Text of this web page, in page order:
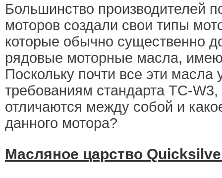
Большинство производителей
моторов создали свои типы
которые обычно существенно
рядовые моторные масла,
Поскольку почти все эти масла
требованиям стандарта TC-
отличаются между собой и
данного мотора?
Масляное царство